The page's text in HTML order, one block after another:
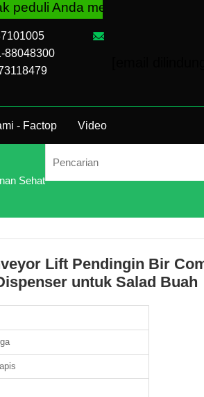
88048300
- Factop Video
Sehat
Lift Pendingin Bir
untuk Salad Buah
membeli VM dari pabrik